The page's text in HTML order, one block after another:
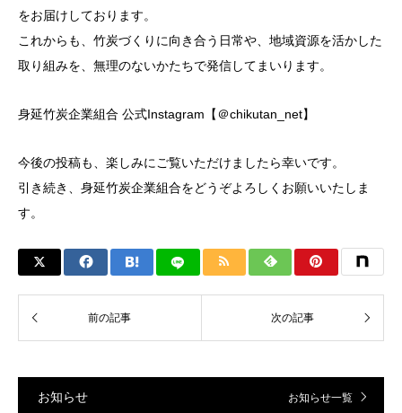
をお届けしております。
これからも、竹炭づくりに向き合う日常や、地域資源を活かした
取り組みを、無理のないかたちで発信してまいります。
身延竹炭企業組合 公式Instagram【＠chikutan_net】
今後の投稿も、楽しみにご覧いただけましたら幸いです。
引き続き、身延竹炭企業組合をどうぞよろしくお願いいたしま
す。
お知らせ お知らせ一覧